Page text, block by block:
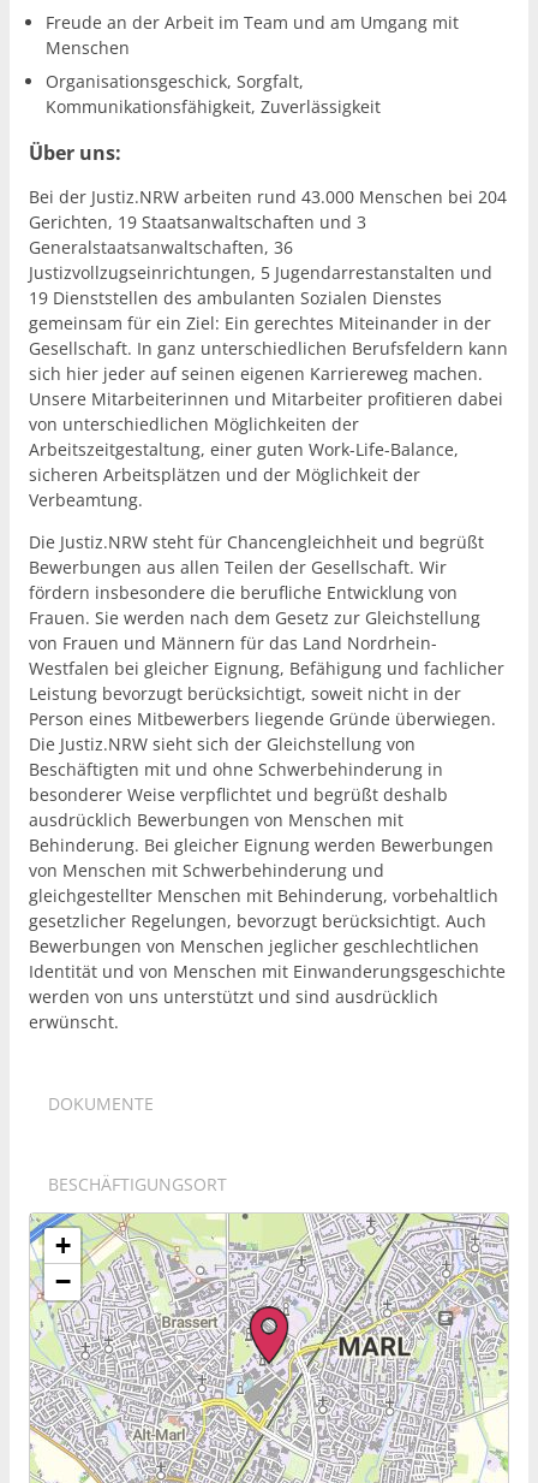
Freude an der Arbeit im Team und am Umgang mit
Menschen
Organisationsgeschick, Sorgfalt,
Kommunikationsfähigkeit, Zuverlässigkeit
Über uns:
Bei der Justiz.NRW arbeiten rund 43.000 Menschen bei 204
Gerichten, 19 Staatsanwaltschaften und 3
Generalstaatsanwaltschaften, 36
Justizvollzugseinrichtungen, 5 Jugendarrestanstalten und
19 Dienststellen des ambulanten Sozialen Dienstes
gemeinsam für ein Ziel: Ein gerechtes Miteinander in der
Gesellschaft. In ganz unterschiedlichen Berufsfeldern kann
sich hier jeder auf seinen eigenen Karriereweg machen.
Unsere Mitarbeiterinnen und Mitarbeiter profitieren dabei
von unterschiedlichen Möglichkeiten der
Arbeitszeitgestaltung, einer guten Work-Life-Balance,
sicheren Arbeitsplätzen und der Möglichkeit der
Verbeamtung.
Die Justiz.NRW steht für Chancengleichheit und begrüßt
Bewerbungen aus allen Teilen der Gesellschaft. Wir
fördern insbesondere die berufliche Entwicklung von
Frauen. Sie werden nach dem Gesetz zur Gleichstellung
von Frauen und Männern für das Land Nordrhein-
Westfalen bei gleicher Eignung, Befähigung und fachlicher
Leistung bevorzugt berücksichtigt, soweit nicht in der
Person eines Mitbewerbers liegende Gründe überwiegen.
Die Justiz.NRW sieht sich der Gleichstellung von
Beschäftigten mit und ohne Schwerbehinderung in
besonderer Weise verpflichtet und begrüßt deshalb
ausdrücklich Bewerbungen von Menschen mit
Behinderung. Bei gleicher Eignung werden Bewerbungen
von Menschen mit Schwerbehinderung und
gleichgestellter Menschen mit Behinderung, vorbehaltlich
gesetzlicher Regelungen, bevorzugt berücksichtigt. Auch
Bewerbungen von Menschen jeglicher geschlechtlichen
Identität und von Menschen mit Einwanderungsgeschichte
werden von uns unterstützt und sind ausdrücklich
erwünscht.
DOKUMENTE
BESCHÄFTIGUNGSORT
+
−